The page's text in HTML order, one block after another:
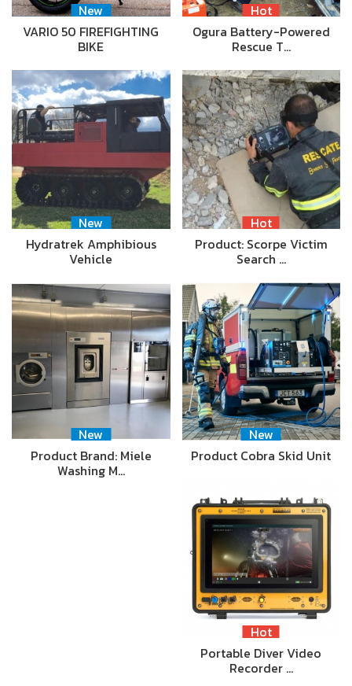
New
VARIO 50 FIREFIGHTING
BIKE
Hot
Ogura Battery-Powered
Rescue T…
New
Hydratrek Amphibious
Vehicle
Hot
Product: Scorpe Victim
Search …
New
Product Brand: Miele
Washing M…
New
Product Cobra Skid Unit
Hot
Portable Diver Video
Recorder …